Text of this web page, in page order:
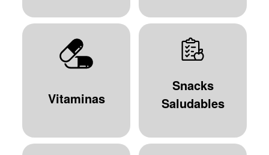
Vitaminas
Snacks
Saludables